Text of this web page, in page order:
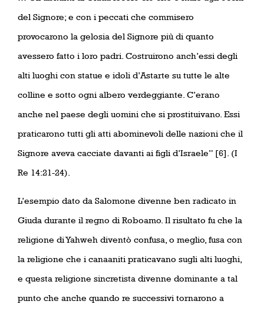
del Signore; e con i peccati che commisero
provocarono la gelosia del Signore più di quanto
avessero fatto i loro padri. Costruirono anch’essi degli
alti luoghi con statue e idoli d’Astarte su tutte le alte
colline e sotto ogni albero verdeggiante. C’erano
anche nel paese degli uomini che si prostituivano. Essi
praticarono tutti gli atti abominevoli delle nazioni che il
Signore aveva cacciate davanti ai figli d’Israele” [6]. (I
Re 14:21-24).
L’esempio dato da Salomone divenne ben radicato in
Giuda durante il regno di Roboamo. Il risultato fu che la
religione di Yahweh diventò confusa, o meglio, fusa con
la religione che i canaaniti praticavano sugli alti luoghi,
e questa religione sincretista divenne dominante a tal
punto che anche quando re successivi tornarono a